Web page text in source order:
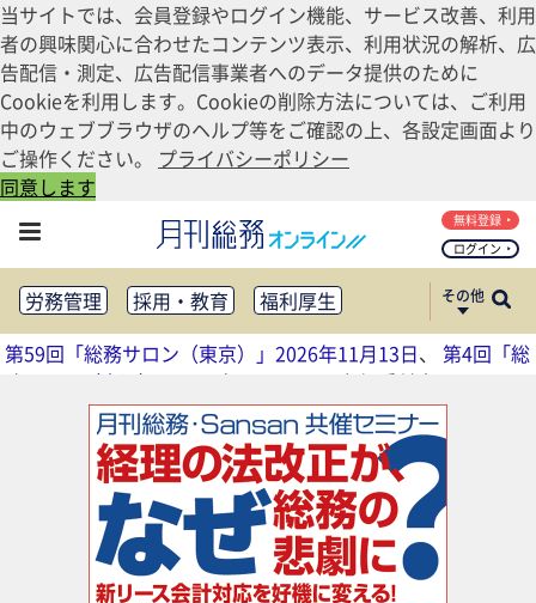
当サイトでは、会員登録やログイン機能、サービス改善、利用
者の興味関心に合わせたコンテンツ表示、利用状況の解析、広
告配信・測定、広告配信事業者へのデータ提供のために
Cookieを利用します。Cookieの削除方法については、ご利用
中のウェブブラウザのヘルプ等をご確認の上、各設定画面より
ご操作ください。 プライバシーポリシー
同意します
ログイン
無料登録
労務管理 採用・教育
福利厚生
健康経営
働き方改革
法務・コンプライアンス
リスクマネジメント・BCP
社外・社内広報
社外・社内コミュニケーション活性化
FM・オフィス移転
CSR・SDGs
テクノロジー活用・DX
助成金・補助金・コスト削減
アウトソーシング・BPO
調査・レポート
その他
第59回「総務サロン（東京）」2026年11月13日、 第4回「総
務サロン（大阪）」2026年11月17日
参加受付中